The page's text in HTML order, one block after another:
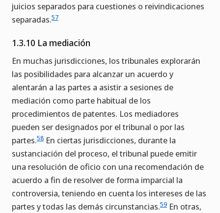
juicios separados para cuestiones o reivindicaciones
separadas.57
1.3.10 La mediación
En muchas jurisdicciones, los tribunales explorarán
las posibilidades para alcanzar un acuerdo y
alentarán a las partes a asistir a sesiones de
mediación como parte habitual de los
procedimientos de patentes. Los mediadores
pueden ser designados por el tribunal o por las
partes.58 En ciertas jurisdicciones, durante la
sustanciación del proceso, el tribunal puede emitir
una resolución de oficio con una recomendación de
acuerdo a fin de resolver de forma imparcial la
controversia, teniendo en cuenta los intereses de las
partes y todas las demás circunstancias.59 En otras,